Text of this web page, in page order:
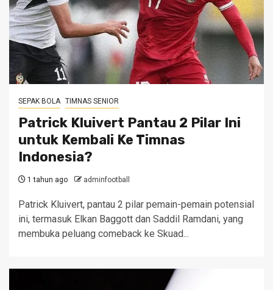
SEPAK BOLA TIMNAS SENIOR
Patrick Kluivert Pantau 2 Pilar Ini
untuk Kembali Ke Timnas
Indonesia?
1 tahun ago adminfootball
Patrick Kluivert, pantau 2 pilar pemain-pemain potensial
ini, termasuk Elkan Baggott dan Saddil Ramdani, yang
membuka peluang comeback ke Skuad...